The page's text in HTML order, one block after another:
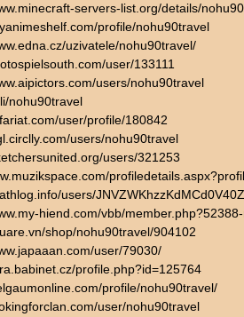
servers-list.org/details/
profile/nohu90travel
uzivatele/nohu90travel/
user/133111
users/nohu90travel
nohu90travel
user/profile/180842
users/nohu90travel
users/321253
users/
hiend.com/vbb/
shop/nohu90travel/904102
user/79030/
profile.php?id=125764
profile/nohu90travel/
user/nohu90travel